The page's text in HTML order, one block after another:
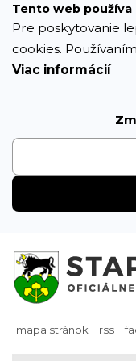
Prejsť
obsahu
Tento web používa
Pre poskytovanie
cookies.
Viac informácií
mapa stránok rss